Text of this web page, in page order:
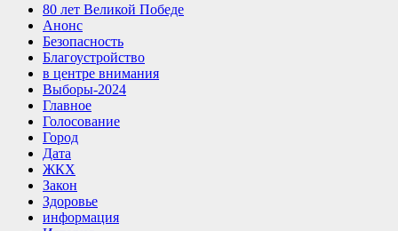
80 лет Великой Победе
Анонс
Безопасность
Благоустройство
в центре внимания
Выборы-2024
Главное
Голосование
Город
Дата
ЖКХ
Закон
Здоровье
информация